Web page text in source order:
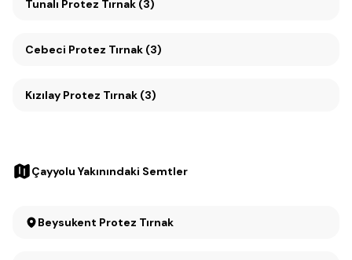
Tunalı Protez Tırnak (3)
Cebeci Protez Tırnak (3)
Kızılay Protez Tırnak (3)
Çayyolu Yakınındaki Semtler
Beysukent Protez Tırnak